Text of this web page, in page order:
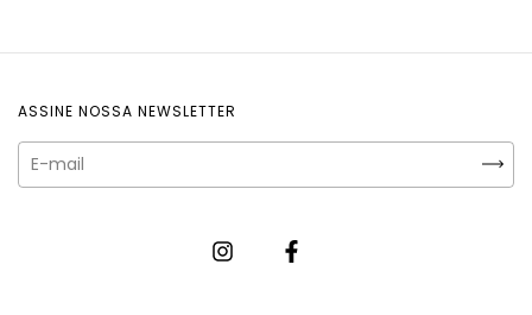
ASSINE NOSSA NEWSLETTER